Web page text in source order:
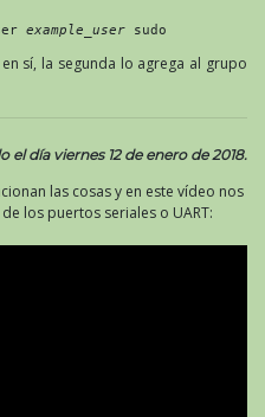
example_user sudo
sí, la segunda lo agrega al grupo
el día viernes 12 de enero de 2018.
las cosas y en este vídeo nos
los puertos seriales o UART: